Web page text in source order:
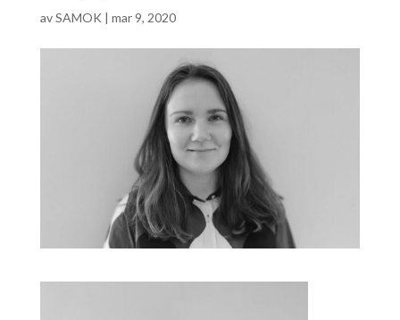
avSAMOK | mar 9, 2020